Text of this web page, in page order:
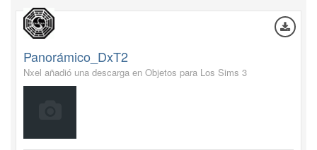
Panorámico_DxT2
Nxel añadió una descarga en Objetos para Los Sims 3